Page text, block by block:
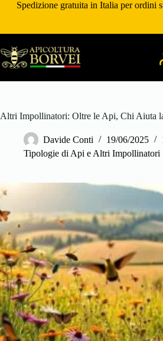
SaltaSpedizione gratuita in Italia per ordini
Altri Impollinatori: Oltre le Api, Chi Aiuta
Davide Conti 19/06/2025
Tipologie di Api e Altri Impollinatori